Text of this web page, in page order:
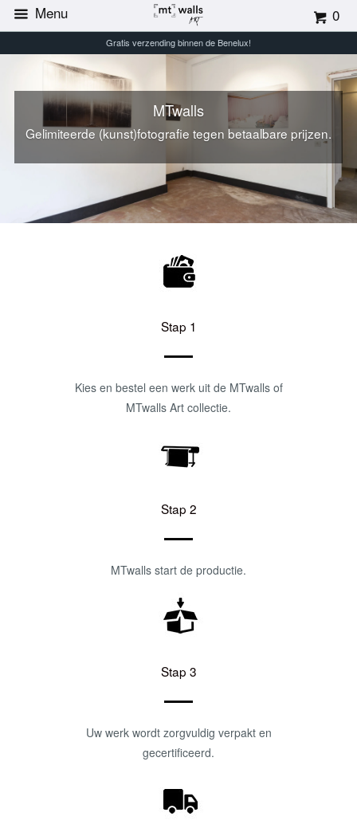
Gratis verzending binnen de Benelux!
Menu 0
MTwalls
Gelimiteerde (kunst)fotografie tegen betaalbare prijzen.
Stap 1
Kies en bestel een werk uit de MTwalls of
MTwalls Art collectie.
Stap 2
MTwalls start de productie.
Stap 3
Uw werk wordt zorgvuldig verpakt en
gecertificeerd.